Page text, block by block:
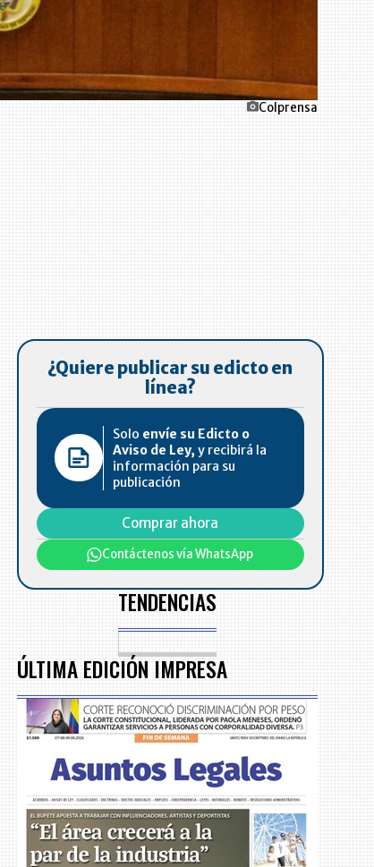
Colprensa
¿Quiere publicar su edicto en
línea?
Solo envíe su Edicto o
Aviso de Ley, y recibirá la
información para su
publicación
Comprar ahora
Contáctenos vía WhatsApp
TENDENCIAS
ÚLTIMA EDICIÓN IMPRESA